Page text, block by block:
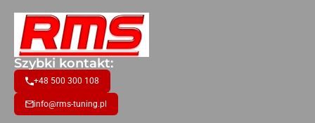
Szybki kontakt:
+48 500 300 108
info@rms-tuning.pl